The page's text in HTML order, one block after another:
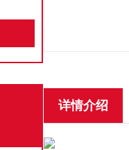
详情介绍